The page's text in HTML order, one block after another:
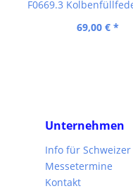
F0669.3
69,00 € *
Unternehmen
Info für
Messetermine
Kontakt